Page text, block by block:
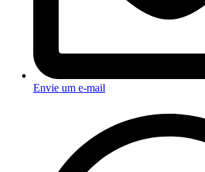
Envie um e-mail